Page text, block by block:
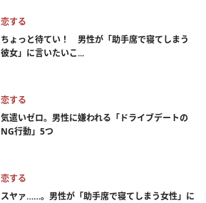
恋する
ちょっと待てい！ 男性が「助手席で寝てしまう
彼女」に言いたいこ...
恋する
気遣いゼロ。男性に嫌われる「ドライブデートの
NG行動」5つ
恋する
スヤァ……。男性が「助手席で寝てしまう女性」に